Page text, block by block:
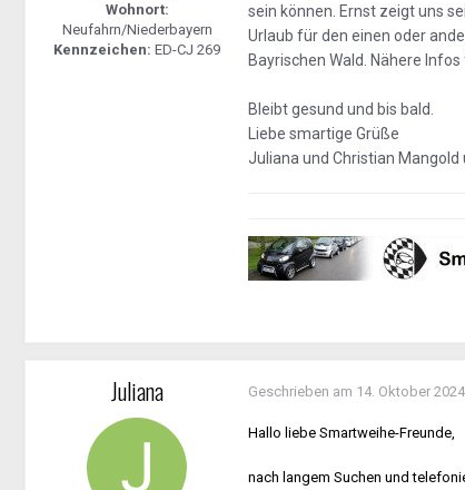
Wohnort:
Neufahrn/Niederbayern
Kennzeichen: ED-CJ 269
sein können. Ernst zeigt uns
Urlaub für den einen oder
Bayrischen Wald. Nähere
Bleibt gesund und bis bald.
Liebe smartige Grüße
Juliana und Christian
Juliana Geschrieben am 14. Oktober 2024
Hallo liebe Smartweihe-Freunde,
nach langem Suchen und